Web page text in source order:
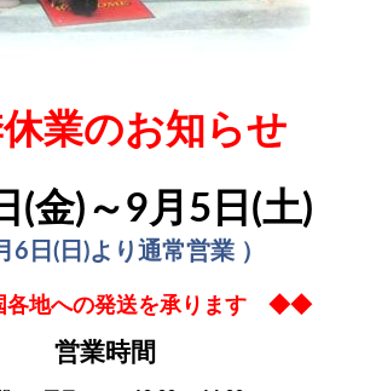
業のお知らせ
(金)～9月5日(土)
6日(日)より通常営業 ）
地への発送を承ります ◆◆
営業時間